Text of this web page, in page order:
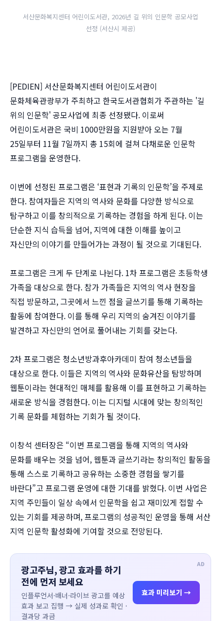
서산문화복지센터 어린이도서관, 2026년 길 위의 인문학 공모사업
선정 (서산시 제공)
[PEDIEN] 서산문화복지센터 어린이도서관이
문화체육관광부가 주최하고 한국도서관협회가 주관하는 '길
위의 인문학' 공모사업에 최종 선정됐다. 이로써
어린이도서관은 국비 1000만원을 지원받아 오는 7월
25일부터 11월 7일까지 총 15회에 걸쳐 다채로운 인문학
프로그램을 운영한다.
이번에 선정된 프로그램은 ‘표현과 기록의 인문학’을 주제로
한다. 참여자들은 지역의 역사와 문화를 다양한 방식으로
탐구하고 이를 창의적으로 기록하는 경험을 하게 된다. 이는
단순한 지식 습득을 넘어, 지역에 대한 이해를 높이고
자신만의 이야기를 만들어가는 과정이 될 것으로 기대된다.
프로그램은 크게 두 단계로 나뉜다. 1차 프로그램은 초등학생
가족을 대상으로 한다. 참가 가족들은 지역의 역사 현장을
직접 방문하고, 그곳에서 느낀 점을 글쓰기를 통해 기록하는
활동에 참여한다. 이를 통해 우리 지역의 숨겨진 이야기를
발견하고 자신만의 언어로 풀어내는 기회를 갖는다.
2차 프로그램은 청소년방과후아카데미 참여 청소년들을
대상으로 한다. 이들은 지역의 역사와 문화유산을 탐방하며
웹툰이라는 현대적인 매체를 활용해 이를 표현하고 기록하는
새로운 방식을 경험한다. 이는 디지털 시대에 맞는 창의적인
기록 문화를 체험하는 기회가 될 것이다.
이창석 센터장은 “이번 프로그램을 통해 지역의 역사와
문화를 배우는 것을 넘어, 웹툰과 글쓰기라는 창의적인 활동을
통해 스스로 기록하고 공유하는 소중한 경험을 쌓기를
바란다”고 프로그램 운영에 대한 기대를 밝혔다. 이번 사업은
지역 주민들이 일상 속에서 인문학을 쉽고 재미있게 접할 수
있는 기회를 제공하며, 프로그램의 성공적인 운영을 통해 서산
지역 인문학 활성화에 기여할 것으로 전망된다.
AD
광고주님, 광고 효과를 하기
전에 먼저 보세요
인플루언서·배너·라이브 광고를 예상
효과 보고 집행 → 실제 성과로 확인 ·
결과당 과금
효과 미리보기 →